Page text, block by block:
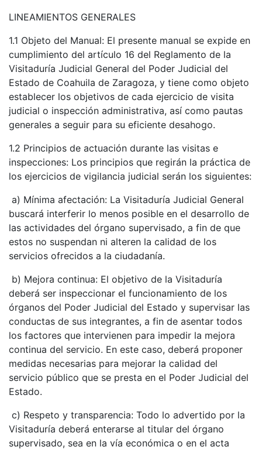
LINEAMIENTOS GENERALES
1.1 Objeto del Manual: El presente manual se expide en
cumplimiento del artículo 16 del Reglamento de la
Visitaduría Judicial General del Poder Judicial del
Estado de Coahuila de Zaragoza, y tiene como objeto
establecer los objetivos de cada ejercicio de visita
judicial o inspección administrativa, así como pautas
generales a seguir para su eficiente desahogo.
1.2 Principios de actuación durante las visitas e
inspecciones: Los principios que regirán la práctica de
los ejercicios de vigilancia judicial serán los siguientes:
​ a) Mínima afectación: La Visitaduría Judicial General
buscará interferir lo menos posible en el desarrollo de
las actividades del órgano supervisado, a fin de que
estos no suspendan ni alteren la calidad de los
servicios ofrecidos a la ciudadanía.
​ b) Mejora continua: El objetivo de la Visitaduría
deberá ser inspeccionar el funcionamiento de los
órganos del Poder Judicial del Estado y supervisar las
conductas de sus integrantes, a fin de asentar todos
los factores que intervienen para impedir la mejora
continua del servicio. En este caso, deberá proponer
medidas necesarias para mejorar la calidad del
servicio público que se presta en el Poder Judicial del
Estado.
​ c) Respeto y transparencia: Todo lo advertido por la
Visitaduría deberá enterarse al titular del órgano
supervisado, sea en la vía económica o en el acta